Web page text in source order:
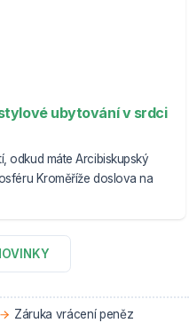
ubytování v srdci
odkud máte Arcibiskupský
Kroměříže doslova na
Záruka vrácení peněz